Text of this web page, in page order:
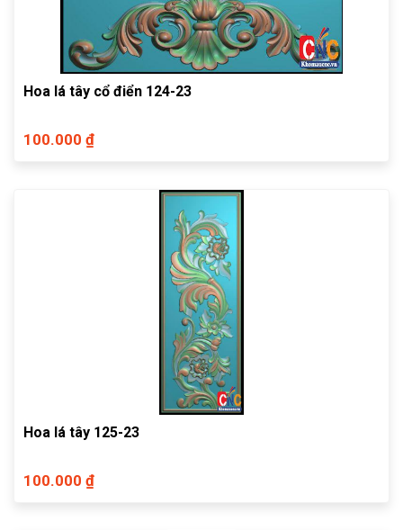
Hoa lá tây cổ điển 124-23
100.000 ₫
Hoa lá tây 125-23
100.000 ₫